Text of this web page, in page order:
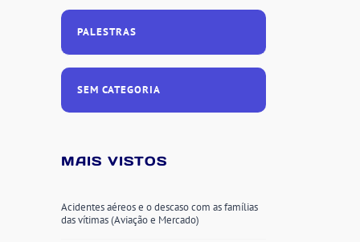
PALESTRAS
SEM CATEGORIA
MAIS VISTOS
Acidentes aéreos e o descaso com as famílias
das vítimas (Aviação e Mercado)